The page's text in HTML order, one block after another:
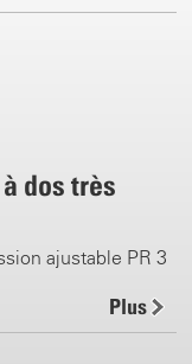
dos très
ajustable PR 3
Plus